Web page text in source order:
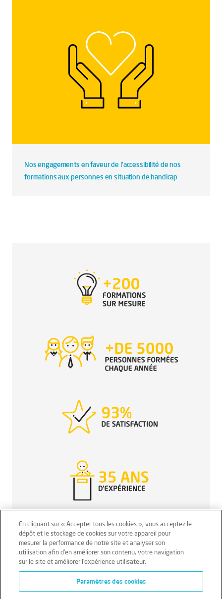
Nos engagements en faveur de l’accessibilité de nos
formations aux personnes en situation de handicap
Mentions légales
Conditions générales
Données personnelles
Données personnelles – Volontaires
Cookies
En cliquant sur « Accepter tous les cookies », vous acceptez le
dépôt et le stockage de cookies sur votre appareil pour
mesurer la performance de notre site et analyser son
utilisation afin d’en améliorer son contenu, votre navigation
sur le site et améliorer l’expérience utilisateur.
Paramètres des cookies